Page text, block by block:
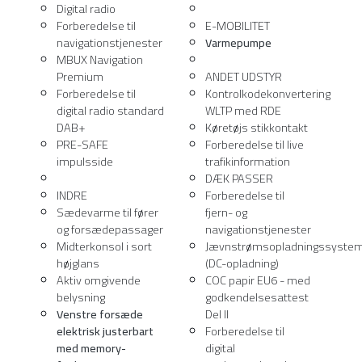
Digital radio
Forberedelse til
navigationstjenester
MBUX Navigation
Premium
Forberedelse til
digital radio standard
DAB+
PRE-SAFE
impulsside
INDRE
Sædevarme til fører
og forsædepassager
Midterkonsol i sort
højglans
Aktiv omgivende
belysning
Venstre forsæde
elektrisk justerbart
med memory-
E-MOBILITET
Varmepumpe
ANDET UDSTYR
Kontrolkodekonvertering
WLTP med RDE
Køretøjs stikkontakt
Forberedelse til live
trafikinformation
DÆK PASSER
Forberedelse til
fjern- og
navigationstjenester
(DC-opladning)
COC papir EU6 - med
godkendelsesattest
Del II
Forberedelse til
digital